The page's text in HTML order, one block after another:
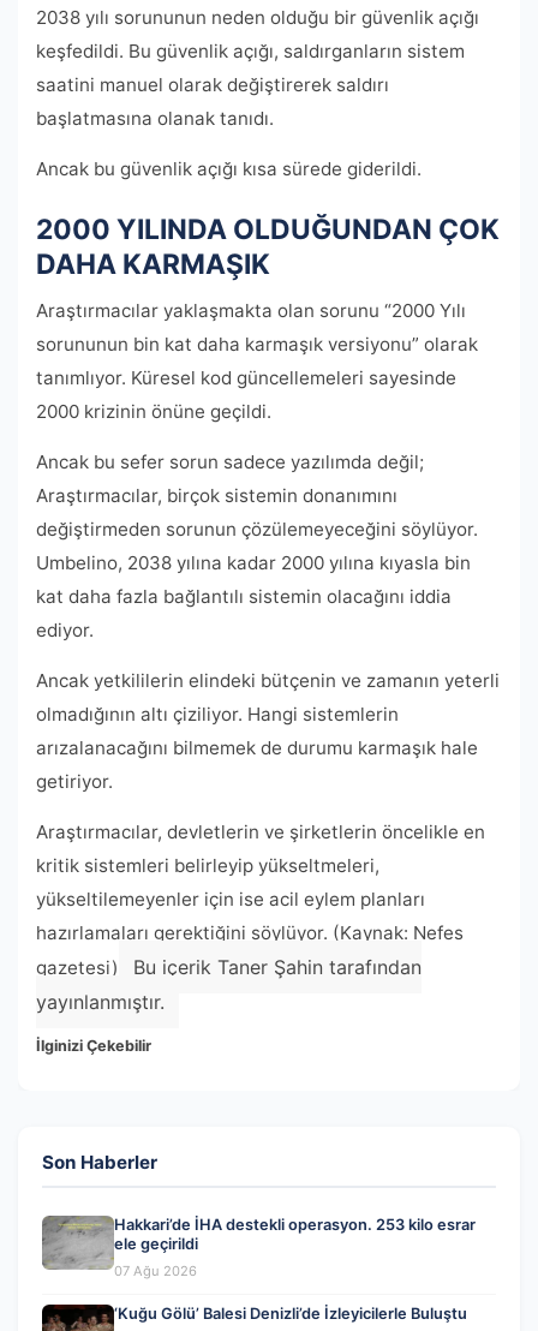
2038 yılı sorununun neden olduğu bir güvenlik açığı
keşfedildi. Bu güvenlik açığı, saldırganların sistem
saatini manuel olarak değiştirerek saldırı
başlatmasına olanak tanıdı.
Ancak bu güvenlik açığı kısa sürede giderildi.
2000 YILINDA OLDUĞUNDAN ÇOK
DAHA KARMAŞIK
Araştırmacılar yaklaşmakta olan sorunu “2000 Yılı
sorununun bin kat daha karmaşık versiyonu” olarak
tanımlıyor. Küresel kod güncellemeleri sayesinde
2000 krizinin önüne geçildi.
Ancak bu sefer sorun sadece yazılımda değil;
Araştırmacılar, birçok sistemin donanımını
değiştirmeden sorunun çözülemeyeceğini söylüyor.
Umbelino, 2038 yılına kadar 2000 yılına kıyasla bin
kat daha fazla bağlantılı sistemin olacağını iddia
ediyor.
Ancak yetkililerin elindeki bütçenin ve zamanın yeterli
olmadığının altı çiziliyor. Hangi sistemlerin
arızalanacağını bilmemek de durumu karmaşık hale
getiriyor.
Araştırmacılar, devletlerin ve şirketlerin öncelikle en
kritik sistemleri belirleyip yükseltmeleri,
yükseltilemeyenler için ise acil eylem planları
hazırlamaları gerektiğini söylüyor. (Kaynak: Nefes
gazetesi)
Bu içerik Taner Şahin tarafından
yayınlanmıştır.
İlginizi Çekebilir
Son Haberler
Hakkari’de İHA destekli operasyon. 253 kilo esrar
ele geçirildi
07 Ağu 2026
‘Kuğu Gölü’ Balesi Denizli’de İzleyicilerle Buluştu